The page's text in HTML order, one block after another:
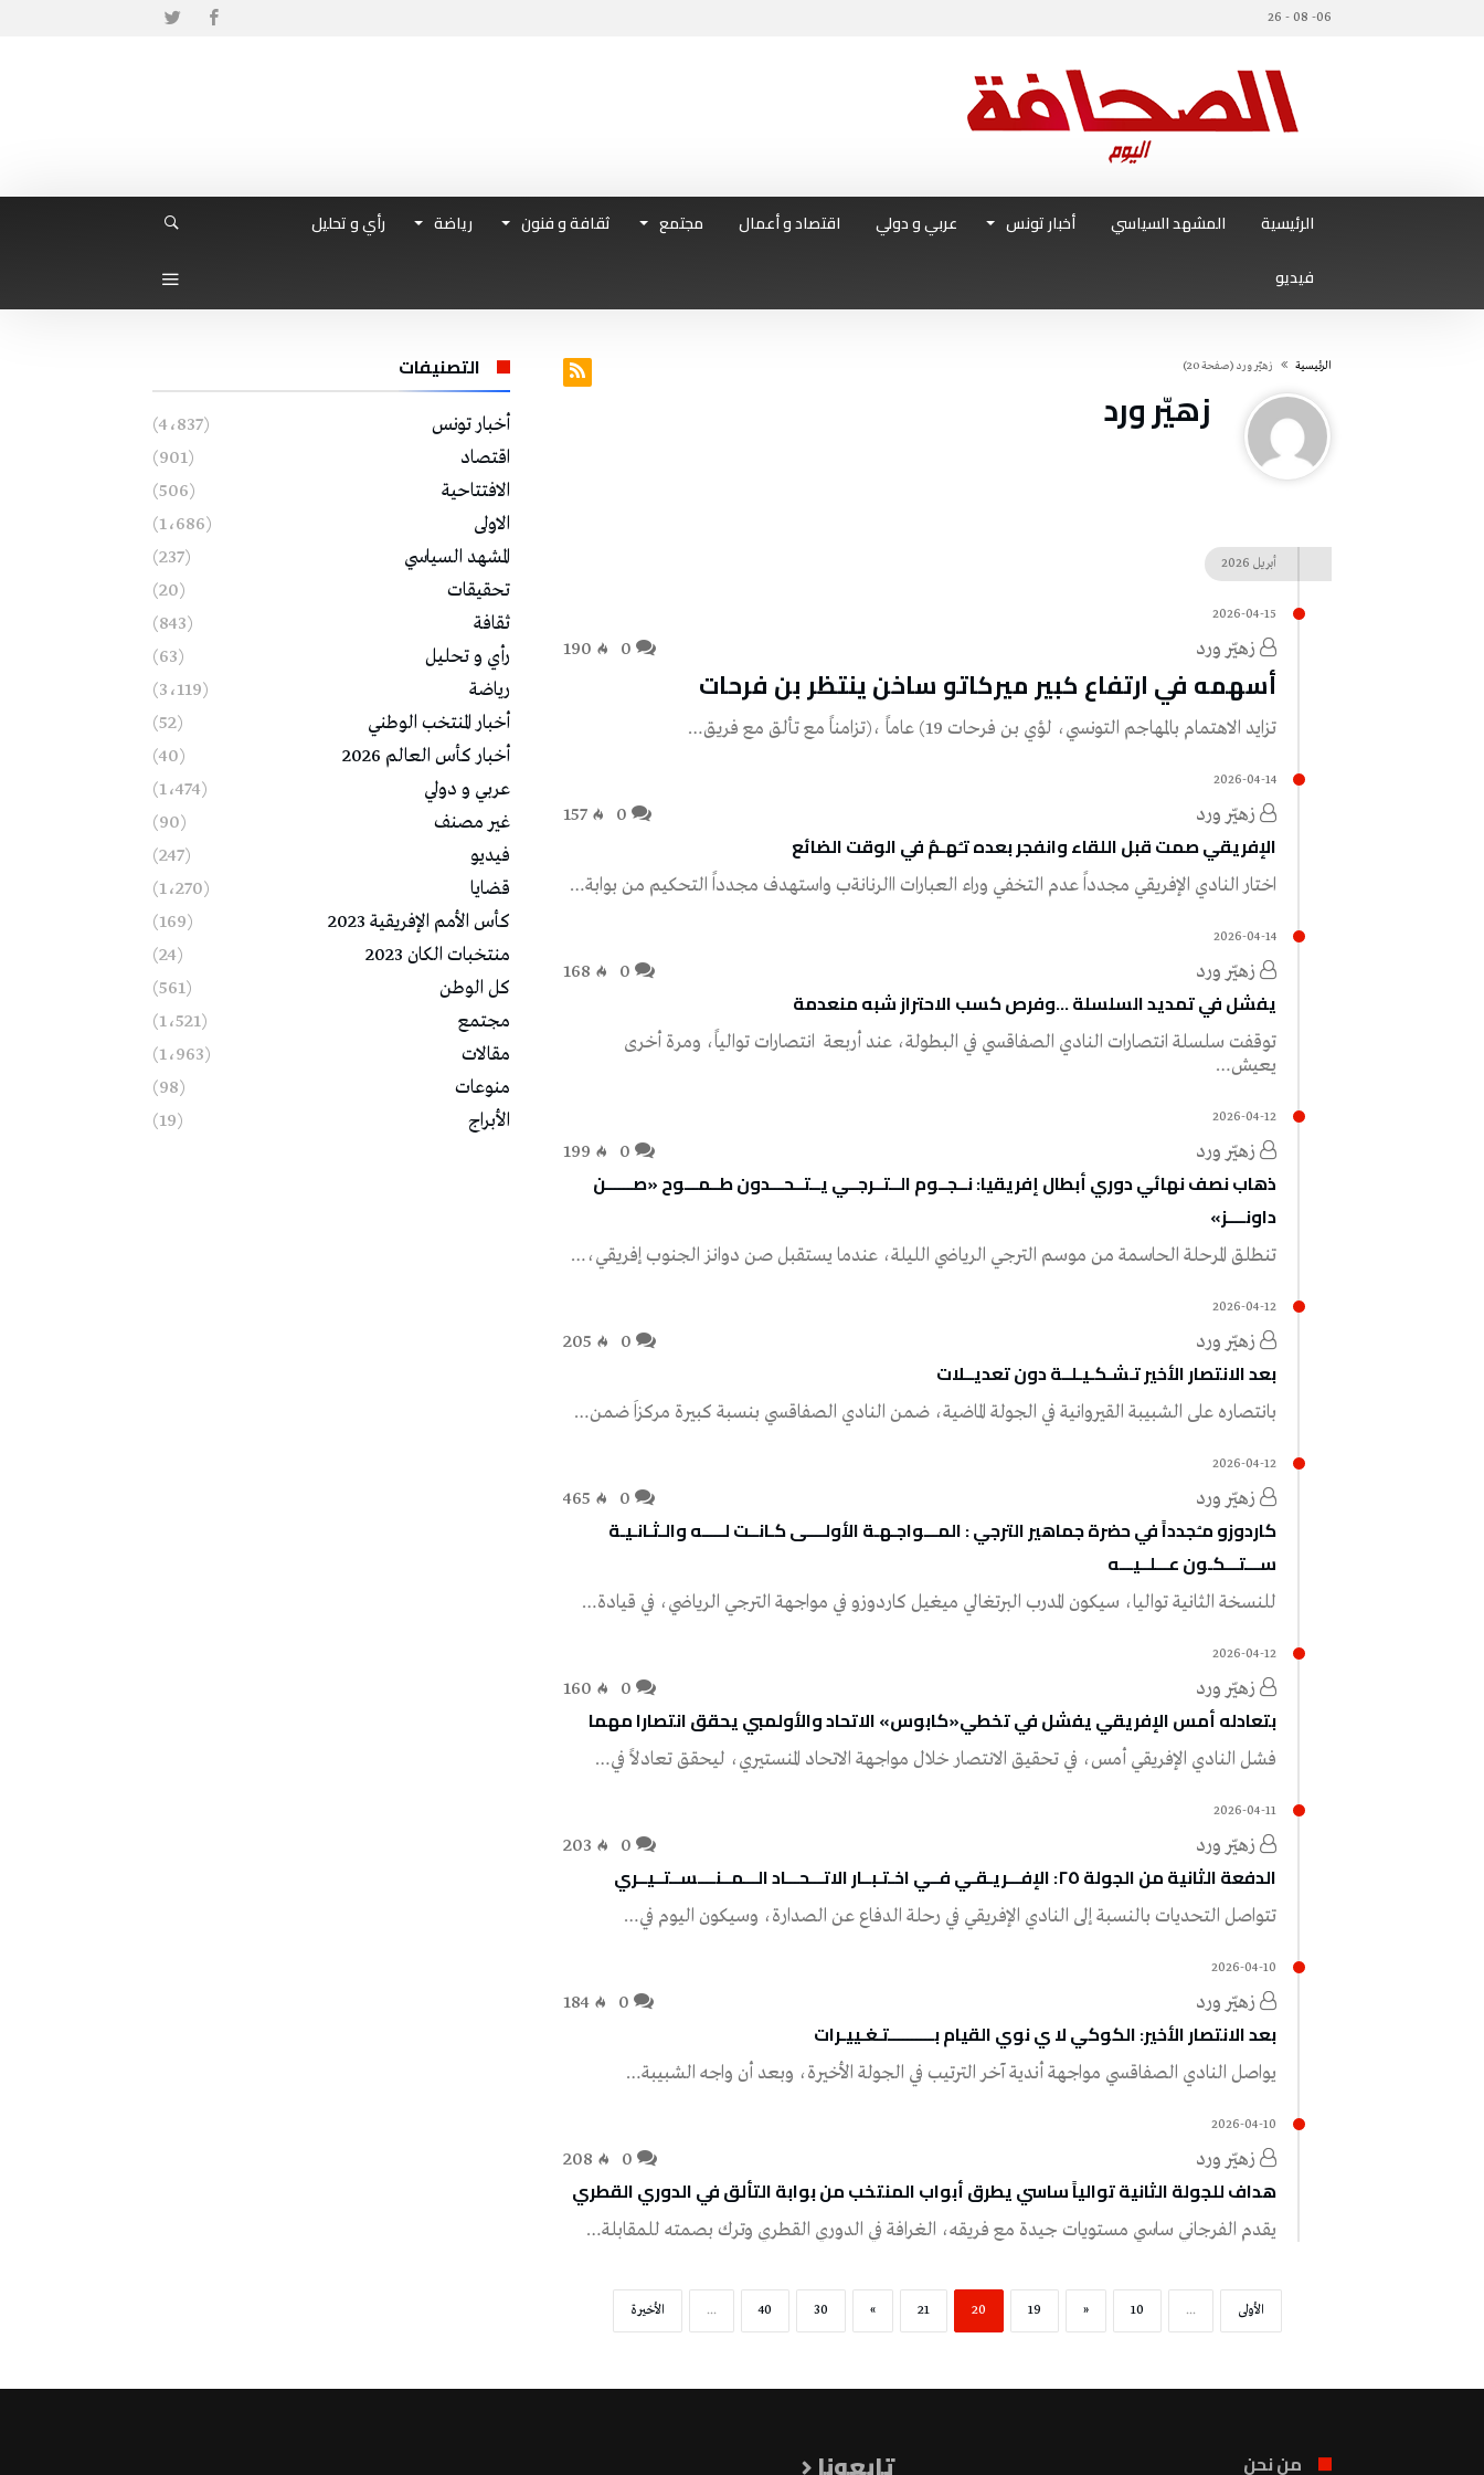
06- 08 - 26
الرئيسية المشهد السياسي أخبار تونس عربي و دولي اقتصاد و أعمال مجتمع ثقافة و فنون رياضة
رأي و تحليل
فيديو
‫الرئيسية‬ زهيّر‭ ‬ورد (‫صفحة‬ 20)
زهيّر‭ ‬ورد
أبريل 2026
2026-04-15
زهيّر‭ ‬ورد 190
أسهمه‭ ‬في‭ ‬ارتفاع‭ ‬كبير ميركاتو‭ ‬ساخن‭ ‬ينتظر‭ ‬بن‭ ‬فرحات
تزايد‭ ‬الاهتمام‭ ‬بالمهاجم‭ ‬التونسي،‭ ‬لؤي‭ ‬بن‭ ‬فرحات‭ (‬19‭ ‬عاماً‭)‬،‭ ‬تزامناً‭ ‬مع‭ ‬تألق‭ ‬مع‭ ‬فريق‭…
2026-04-14
زهيّر‭ ‬ورد 157
الإفريقي‭ ‬صمت‭ ‬قبل‭ ‬اللقاء‭ ‬وانفجر‭ ‬بعده تـُهـمٌ‭ ‬في‭ ‬الوقت‭ ‬الضائع
اختار‭ ‬النادي‭ ‬الإفريقي‭ ‬مجدداً‭ ‬عدم‭ ‬التخفي‭ ‬وراء‭ ‬العبارات‭ ‬االرنانةب‭ ‬واستهدف‭ ‬مجدداً‭ ‬التحكيم‭ ‬من‭ ‬بوابة‭…
2026-04-14
زهيّر‭ ‬ورد 168
يفشل‭ ‬في‭ ‬تمديد‭ ‬السلسلة‭… ‬وفرص‭ ‬كسب‭ ‬الاحتراز‭ ‬شبه‭ ‬منعدمة
‬يعيش‭…
2026-04-12
زهيّر‭ ‬ورد 199
ذهاب نصف نهائي دوري أبطال إفريقيا: نــجــوم الــتــرجــي يــتــحـــدون طــمـــوح «صــــــن
داونــــز»
تنطلق‭ ‬المرحلة‭ ‬الحاسمة‭ ‬من‭ ‬موسم‭ ‬الترجي‭ ‬الرياضي‭ ‬الليلة،‭ ‬عندما‭ ‬يستقبل‭ ‬صن‭ ‬دوانز‭ ‬الجنوب‭ ‬إفريقي،‭…
2026-04-12
زهيّر‭ ‬ورد 205
بعد الانتصار الأخير تـشـكـيـلــة دون تعديــلات
بانتصاره‭ ‬على‭ ‬الشبيبة‭ ‬القيروانية‭ ‬في‭ ‬الجولة‭ ‬الماضية،‭ ‬ضمن‭ ‬النادي‭ ‬الصفاقسي‭ ‬بنسبة‭ ‬كبيرة‭ ‬مركزاَ‭ ‬ضمن‭…
2026-04-12
زهيّر‭ ‬ورد 465
كاردوزو مـُجدداً في حضرة جماهير الترجي : المـــواجـهـة الأولــــى كـانــت لـــــه والـثـانـيـة
ســـتـــكـون عـــلــيـــه
للنسخة‭ ‬الثانية‭ ‬تواليا،‭ ‬سيكون‭ ‬المدرب‭ ‬البرتغالي‭ ‬ميغيل‭ ‬كاردوزو‭ ‬في‭ ‬مواجهة‭ ‬الترجي‭ ‬الرياضي،‭ ‬في‭ ‬قيادة‭…
2026-04-12
زهيّر‭ ‬ورد 160
بتعادله أمس الإفريقي يفشل في تخطي«كابوس» الاتحاد والأولمبي يحقق انتصارا مهما
فشل‭ ‬النادي‭ ‬الإفريقي‭ ‬أمس،‭ ‬في‭ ‬تحقيق‭ ‬الانتصار‭ ‬خلال‭ ‬مواجهة‭ ‬الاتحاد‭ ‬المنستيري،‭ ‬ليحقق‭ ‬تعادلاً‭ ‬في‭…
2026-04-11
زهيّر‭ ‬ورد 203
الدفعة الثانية من الجولة ٢٥: الإفـــريـقـي فــي اخـتـبــار الاتـــحـــاد الـــمــنــــســتــيــري
تتواصل‭ ‬التحديات‭ ‬بالنسبة‭ ‬إلى‭ ‬النادي‭ ‬الإفريقي‭ ‬في‭ ‬رحلة‭ ‬الدفاع‭ ‬عن‭ ‬الصدارة،‭ ‬وسيكون‭ ‬اليوم‭ ‬في‭…
2026-04-10
زهيّر‭ ‬ورد 184
بعد الانتصار الأخير: الكوكي لا ي نوي القيام بــــــــــتـغـييـرات
يواصل‭ ‬النادي‭ ‬الصفاقسي‭ ‬مواجهة‭ ‬أندية‭ ‬آخر‭ ‬الترتيب‭ ‬في‭ ‬الجولة‭ ‬الأخيرة،‭ ‬وبعد‭ ‬أن‭ ‬واجه‭ ‬الشبيبة‭…
2026-04-10
زهيّر‭ ‬ورد 208
هداف للجولة الثانية توالياً ساسي يطرق أبواب المنتخب من بوابة التألق في الدوري القطري
يقدم‭ ‬الفرجاني‭ ‬ساسي‭ ‬مستويات‭ ‬جيدة‭ ‬مع‭ ‬فريقه،‭ ‬الغرافة‭ ‬في‭ ‬الدوري‭ ‬القطري‭ ‬وترك‭ ‬بصمته‭ ‬للمقابلة‭…
‫الأولى‬ ...
10
«
19
20
21
»
30
40
... ‫الأخيرة‬
التصنيفات
أخبار تونس
(4٬837)
اقتصاد
(901)
الافتتاحية
(506)
الاولى
(1٬686)
المشهد السياسي
(237)
تحقيقات
(20)
ثقافة
(843)
رأي و تحليل
(63)
رياضة
(3٬119)
أخبار المنتخب الوطني
(52)
أخبار كأس العالم 2026
(40)
عربي و دولي
(1٬474)
غير مصنف
(90)
فيديو
(247)
قضايا
(1٬270)
كأس الأمم الإفريقية 2023
(169)
منتخبات الكان 2023
(24)
كل الوطن
(561)
مجتمع
(1٬521)
مقالات
(1٬963)
منوعات
(98)
الأبراج
(19)
من نحن